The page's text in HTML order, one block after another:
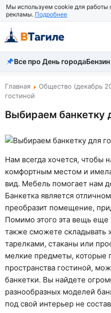
Мы используем cookie для работы
рекламы. Подробнее
Все новости
Происшествия
Жизнь
Экономика
Общество
Рассказать новость
Все про День городаБензин
Главная Общество (декабрь
гостиной
Выбираем банкетку
Нам всегда хочется, чтобы
комфортным местом и
вид. Мебель помогает нам
Банкетка является
преобразит помещение,
Помимо этого эта вещь еще
также сможете складывать
тарелками, стаканы или
мелкие предметы, которые
пространства гостиной,
банкетки. Вы найдете
разнообразных моделей
под свой интерьер не